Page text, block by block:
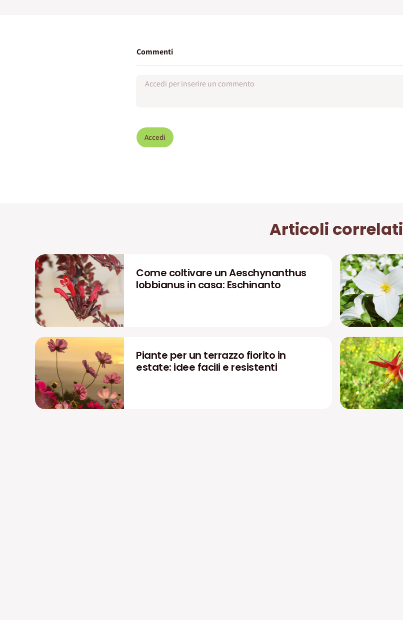
Commenti
Accedi
Articoli correlati
Come coltivare un Aeschynanthus
lobbianus in casa: Eschinanto
Piante per un terrazzo fiorito in
estate: idee facili e resistenti